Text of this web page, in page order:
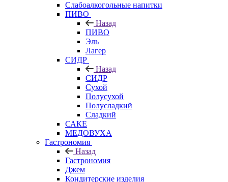
Слабоалкогольные напитки
ПИВО
Назад
ПИВО
Эль
Лагер
СИДР
Назад
СИДР
Сухой
Полусухой
Полусладкий
Сладкий
САКЕ
МЕДОВУХА
Гастрономия
Назад
Гастрономия
Джем
Кондитерские изделия